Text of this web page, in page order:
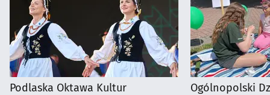
Podlaska Oktawa Kultur Ogólnopolski